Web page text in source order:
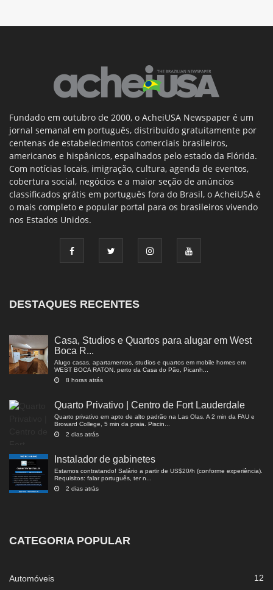
Fundado em outubro de 2000, o AcheiUSA Newspaper é um
jornal semanal em português, distribuído gratuitamente por
centenas de estabelecimentos comerciais brasileiros,
americanos e hispânicos, espalhados pelo estado da Flórida.
Com notícias locais, imigração, cultura, agenda de eventos,
cobertura social, negócios e a maior seção de anúncios
classificados grátis em português fora do Brasil, o AcheiUSA é
o mais completo e popular portal para os brasileiros vivendo
nos Estados Unidos.
DESTAQUES RECENTES
Casa, Studios e Quartos para alugar em West
Boca R...
Alugo casas, apartamentos, studios e quartos em mobile homes em
WEST BOCA RATON, perto da Casa do Pão, Picanh...
8 horas atrás
Quarto Privativo | Centro de Fort Lauderdale
Quarto privativo em apto de alto padrão na Las Olas. A 2 min da FAU e
Broward College, 5 min da praia. Piscin...
2 dias atrás
Instalador de gabinetes
Estamos contratando! Salário a partir de US$20/h (conforme experiência).
Requisitos: falar português, ter n...
2 dias atrás
CATEGORIA POPULAR
Automóveis 12